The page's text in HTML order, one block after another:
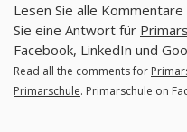
Lesen Sie alle
Sie eine Antwort für
Facebook, LinkedIn und
Read all the comments for
Primarschule. Primarschule on